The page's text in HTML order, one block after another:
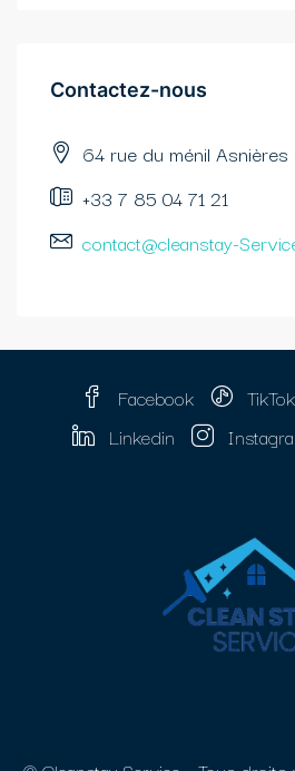
Contactez-nous​
64 rue du ménil
+33 7 85 04 71 21
contact@cleanstay-
Facebook TikTok
Linkedin